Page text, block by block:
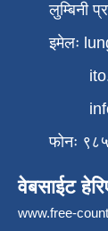
लुम्बिनी
इमेलः
फोनः
वेबसाईट
www.free-